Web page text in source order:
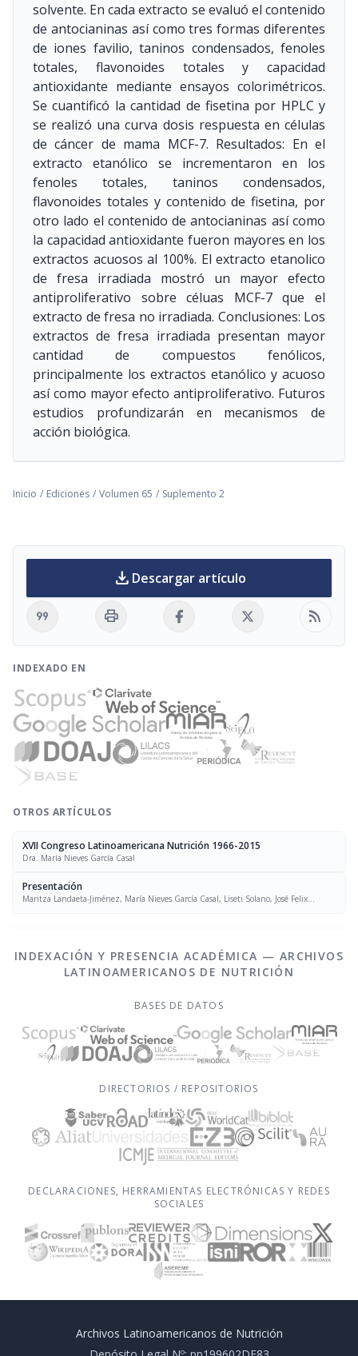
solvente. En cada extracto se evaluó el contenido
de antocianinas así como tres formas diferentes
de iones favilio, taninos condensados, fenoles
totales, flavonoides totales y capacidad
antioxidante mediante ensayos colorimétricos.
Se cuantificó la cantidad de fisetina por HPLC y
se realizó una curva dosis respuesta en células
de cáncer de mama MCF-7. Resultados: En el
extracto etanólico se incrementaron en los
fenoles totales, taninos condensados,
flavonoides totales y contenido de fisetina, por
otro lado el contenido de antocianinas así como
la capacidad antioxidante fueron mayores en los
extractos acuosos al 100%. El extracto etanolico
de fresa irradiada mostró un mayor efecto
antiproliferativo sobre céluas MCF-7 que el
extracto de fresa no irradiada. Conclusiones: Los
extractos de fresa irradiada presentan mayor
cantidad de compuestos fenólicos,
principalmente los extractos etanólico y acuoso
así como mayor efecto antiproliferativo. Futuros
estudios profundizarán en mecanismos de
acción biológica.
Inicio / Ediciones / Volumen 65 / Suplemento 2
download Descargar artículo
format_quote print rss_feed
INDEXADO EN
OTROS ARTÍCULOS
XVII Congreso Latinoamericana Nutrición 1966-2015
Dra. María Nieves García Casal
Presentación
Maritza Landaeta-Jiménez, María Nieves García Casal, Liseti Solano, José Felix
INDEXACIÓN Y PRESENCIA ACADÉMICA — ARCHIVOS
LATINOAMERICANOS DE NUTRICIÓN
BASES DE DATOS
DIRECTORIOS / REPOSITORIOS
DECLARACIONES, HERRAMIENTAS ELECTRÓNICAS Y REDES
SOCIALES
Archivos Latinoamericanos de Nutrición